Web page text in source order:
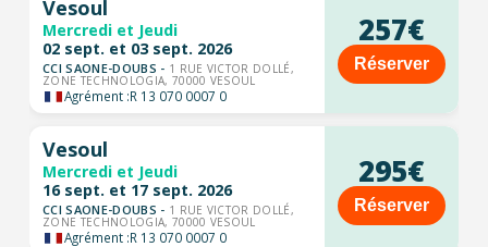
Vesoul
Mercredi et Jeudi
02 sept. et 03 sept. 2026
CCI SAONE-DOUBS - 1 RUE VICTOR DOLLÉ,
ZONE TECHNOLOGIA, 70000 VESOUL
Agrément :R 13 070 0007 0
257€
Réserver
Vesoul
Mercredi et Jeudi
16 sept. et 17 sept. 2026
CCI SAONE-DOUBS - 1 RUE VICTOR DOLLÉ,
ZONE TECHNOLOGIA, 70000 VESOUL
Agrément :R 13 070 0007 0
295€
Réserver